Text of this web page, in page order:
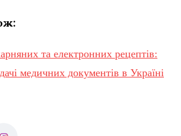
та електронних рецептів:
медичних документів в Україні